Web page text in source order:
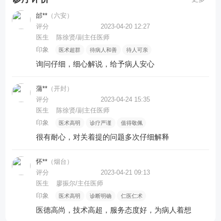
邰**（六安）
评分
2023-04-20 12:27
医生
陈徐贤/副主任医师
印象
医术超群 待病人和善 待人可亲
询问仔细，细心解说，给予病人安心
蒲**（开封）
评分
2023-04-24 15:35
医生
陈徐贤/副主任医师
印象
医术高明 诊疗严谨 值得敬佩
很有耐心，对关着提的问题多次仔细解释
怀**（烟台）
评分
2023-04-21 09:13
医生
廖振尔/主任医师
印象
医术高明 诊断明确 仁医仁术
医德高尚，技术高超，服务态度好，为病人着想